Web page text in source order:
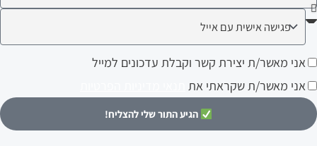
מה
מעניין
אותך?
אני
מאשר/ת
יצירת
קשר
אני מאשר/ת יצירת קשר וקבלת עדכונים למייל
אני מאשר/ת שקראתי את
הגיע התור שלי להצליח!